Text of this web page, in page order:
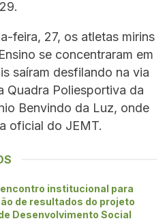
feira, 27, os atletas mirins
se concentraram em
saíram desfilando na via
Quadra Poliesportiva da
Benvindo da Luz, onde
oficial do JEMT.
encontro institucional para
de resultados do projeto
Desenvolvimento Social